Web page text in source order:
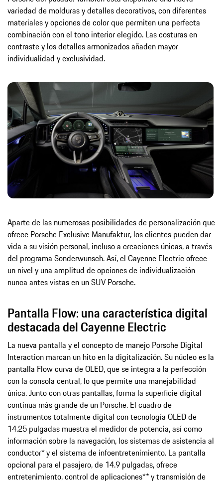
variedad de molduras y detalles decorativos, con diferentes
materiales y opciones de color que permiten una perfecta
combinación con el tono interior elegido. Las costuras en
contraste y los detalles armonizados añaden mayor
individualidad y exclusividad.
Aparte de las numerosas posibilidades de personalización que
ofrece Porsche Exclusive Manufaktur, los clientes pueden dar
vida a su visión personal, incluso a creaciones únicas, a través
del programa Sonderwunsch. Así, el Cayenne Electric ofrece
un nivel y una amplitud de opciones de individualización
nunca antes vistas en un SUV Porsche.
Pantalla Flow: una característica digital
destacada del Cayenne Electric
La nueva pantalla y el concepto de manejo Porsche Digital
Interaction marcan un hito en la digitalización. Su núcleo es la
pantalla Flow curva de OLED, que se integra a la perfección
con la consola central, lo que permite una manejabilidad
única. Junto con otras pantallas, forma la superficie digital
continua más grande de un Porsche. El cuadro de
instrumentos totalmente digital con tecnología OLED de
14.25 pulgadas muestra el medidor de potencia, así como
información sobre la navegación, los sistemas de asistencia al
conductor* y el sistema de infoentretenimiento. La pantalla
opcional para el pasajero, de 14.9 pulgadas, ofrece
entretenimiento, control de aplicaciones** y transmisión de